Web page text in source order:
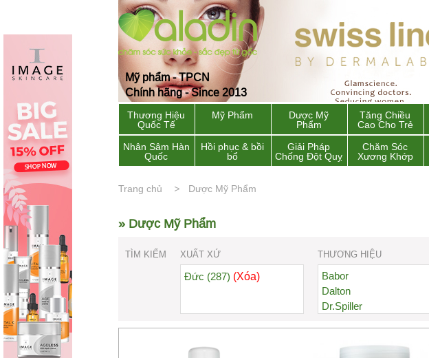
Mỹ phẩm - TPCN
Chính hãng - Since 2013
Thương Hiệu
Quốc Tế
Mỹ Phẩm
Dược Mỹ
Phẩm
Tăng Chiều
Cao Cho Trẻ
Nhân Sâm Hàn
Quốc
Hồi phục & bồi
bổ
Giải Pháp
Chống Đột Quỵ
Chăm Sóc
Xương Khớp
Trang chủ Dược Mỹ Phẩm
» Dược Mỹ Phẩm
TÌM KIẾM XUẤT XỨ
Đức (287) (Xóa)
THƯƠNG HIỆU
Babor
Dalton
Dr.Spiller
Jean D’Arcel